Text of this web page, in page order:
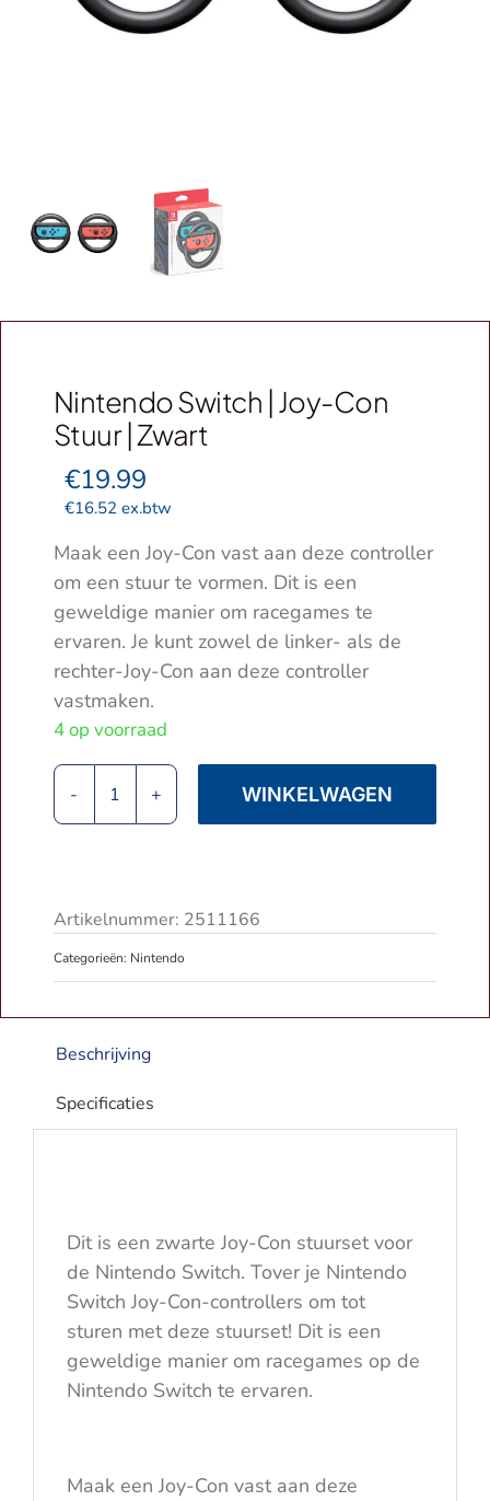
Webshop
Nintendo Switch | Joy-Con
Stuur | Zwart
€19.99
€16.52 ex.btw
Maak een Joy-Con vast aan deze controller
om een stuur te vormen. Dit is een
geweldige manier om racegames te
ervaren. Je kunt zowel de linker- als de
rechter-Joy-Con aan deze controller
vastmaken.
4 op voorraad
Nintendo
Switch
Con
Stuur
|
Zwart
aantal
WINKELWAGEN
Artikelnummer: 2511166
Categorieën: Nintendo
Beschrijving
Specificaties
Dit is een zwarte Joy-Con stuurset voor
de Nintendo Switch. Tover je Nintendo
Switch Joy-Con-controllers om tot
sturen met deze stuurset! Dit is een
geweldige manier om racegames op de
Nintendo Switch te ervaren.
Maak een Joy-Con vast aan deze